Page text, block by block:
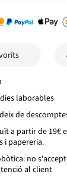
laborables
de
a partir de 19€
i papereria.
no
al client